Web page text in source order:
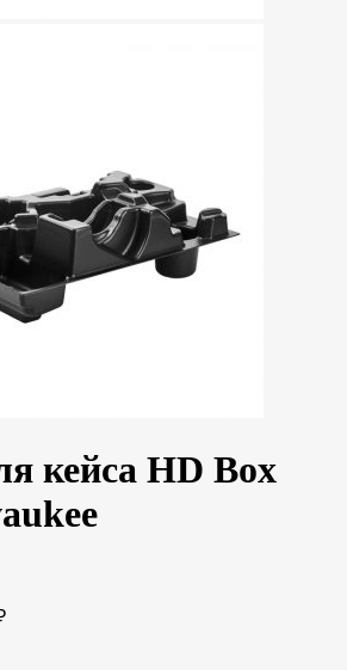
кейса HD Box